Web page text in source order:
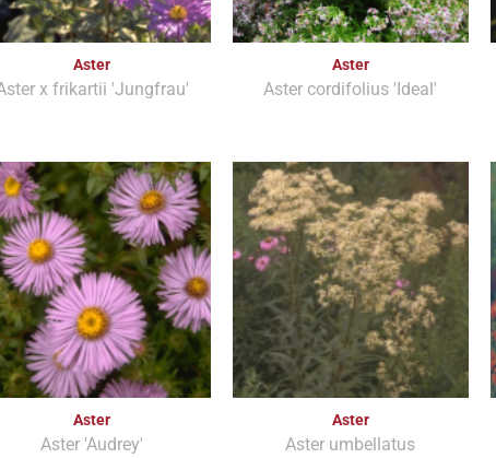
Aster
x frikartii 'Jungfrau'
Aster
Aster cordifolius 'Ideal'
Aster
Aster 'Audrey'
Aster
Aster umbellatus